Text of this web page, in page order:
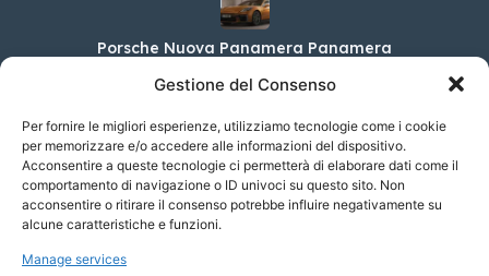
Gestione del Consenso
Per fornire le migliori esperienze, utilizziamo tecnologie come i cookie
per memorizzare e/o accedere alle informazioni del dispositivo.
Acconsentire a queste tecnologie ci permetterà di elaborare dati come il
comportamento di navigazione o ID univoci su questo sito. Non
acconsentire o ritirare il consenso potrebbe influire negativamente su
alcune caratteristiche e funzioni.
Manage services
Porsche Nuova Panamera Panamera
Smart EQ fortwo EQ 60kW 25 anniversary
(22kW)
30.196,00 €